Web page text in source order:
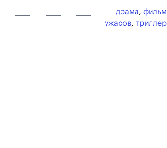
драма, фильм
ужасов, триллер